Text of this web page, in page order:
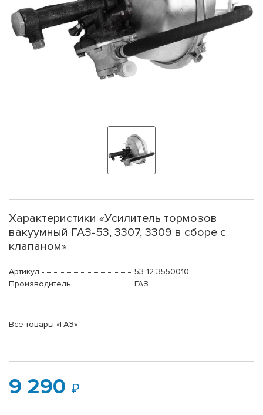
Характеристики «Усилитель тормозов
вакуумный ГАЗ-53, 3307, 3309 в сборе с
клапаном»
Артикул
53-12-3550010,
Производитель
ГАЗ
Все товары «ГАЗ»
9 290